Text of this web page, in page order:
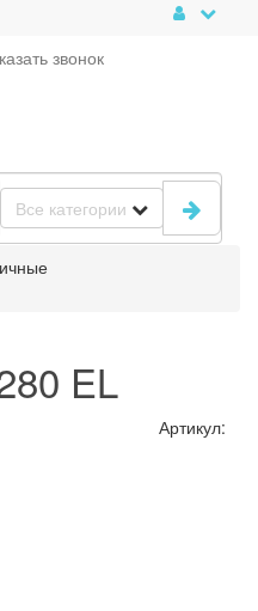
звонок
Все категории
EL
Артикул: